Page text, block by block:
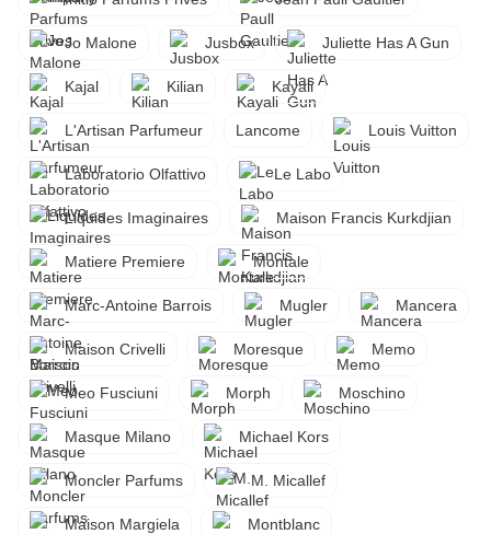
Jo Malone Jusbox Juliette Has A Gun
Kajal Kilian Kayali
L'Artisan Parfumeur Lancome Louis Vuitton
Laboratorio Olfattivo Le Labo
Liquides Imaginaires Maison Francis Kurkdjian
Matiere Premiere Montale
Marc-Antoine Barrois Mugler Mancera
Maison Crivelli Moresque Memo
Meo Fusciuni Morph Moschino
Masque Milano Michael Kors
Moncler Parfums M. Micallef
Maison Margiela Montblanc